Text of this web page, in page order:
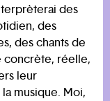
des
des
des chants de
concrète, réelle,
leur
musique. Moi,